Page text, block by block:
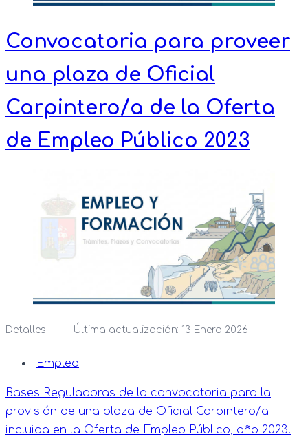
Convocatoria para proveer
una plaza de Oficial
Carpintero/a de la Oferta
de Empleo Público 2023
Detalles Última actualización: 13 Enero 2026
Empleo
Bases Reguladoras de la convocatoria para la
provisión de una plaza de Oficial Carpintero/a
incluida en la Oferta de Empleo Público, año 2023.